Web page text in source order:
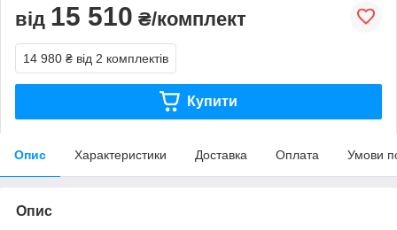
від 15 510 ₴/комплект
14 980 ₴ від 2 комплектів
Купити
Опис Характеристики Доставка Оплата Умови
Опис